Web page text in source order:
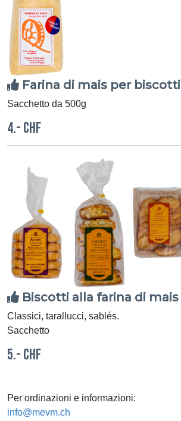
Farina di mais per biscotti
Sacchetto da 500g
4.- CHF
Biscotti alla farina di mais
Classici, tarallucci, sablés.
Sacchetto
5.- CHF
Per ordinazioni e informazioni:
info@mevm.ch